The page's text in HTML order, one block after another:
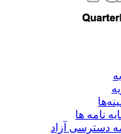
نامه ها
دسترسی آزاد